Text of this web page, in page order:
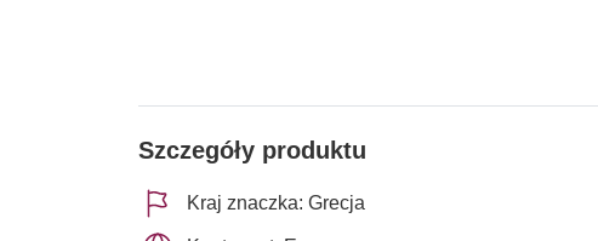
Szczegóły produktu
Kraj znaczka: Grecja